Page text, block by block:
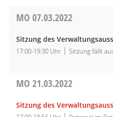
MO 07.03.2022
Sitzung des
17:00-19:30 Uhr Sitzung fällt
MO 21.03.2022
Sitzung des